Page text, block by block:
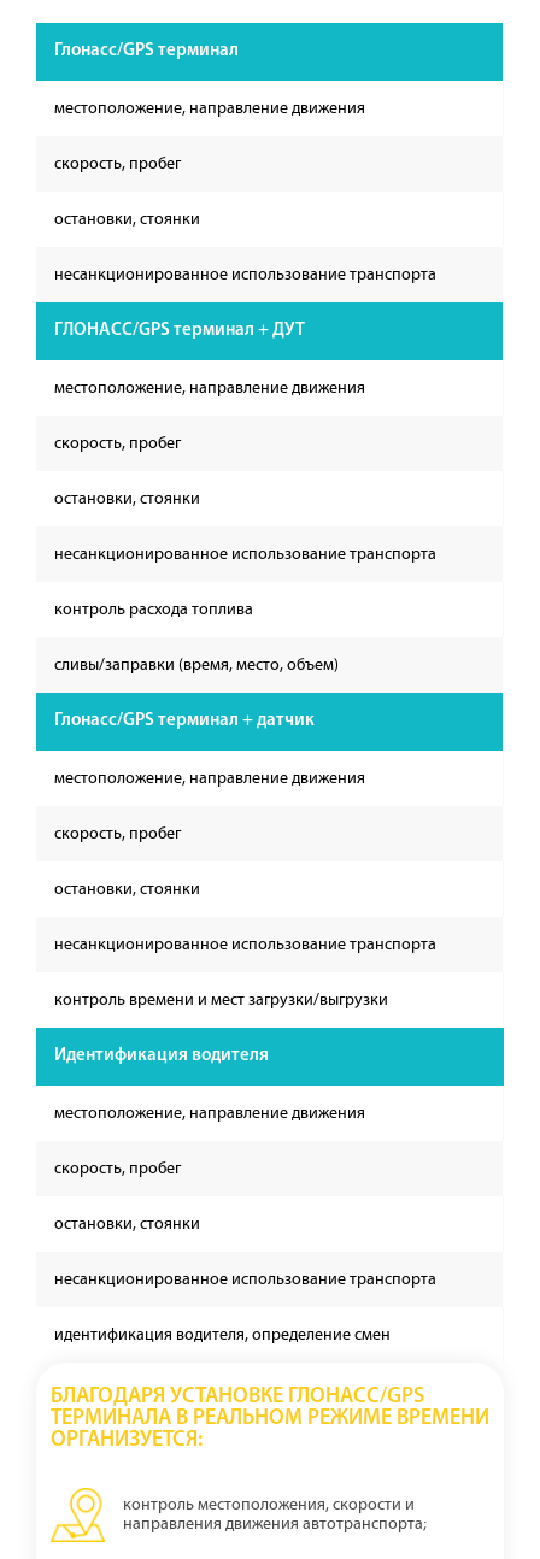
Глонасс/GPS терминал
местоположение, направление движения
скорость, пробег
остановки, стоянки
несанкционированное использование транспорта
ГЛОНАСС/GPS терминал + ДУТ
местоположение, направление движения
скорость, пробег
остановки, стоянки
несанкционированное использование транспорта
контроль расхода топлива
сливы/заправки (время, место, объем)
Глонасс/GPS терминал + датчик
местоположение, направление движения
скорость, пробег
остановки, стоянки
несанкционированное использование транспорта
контроль времени и мест загрузки/выгрузки
Идентификация водителя
местоположение, направление движения
скорость, пробег
остановки, стоянки
несанкционированное использование транспорта
идентификация водителя, определение смен
БЛАГОДАРЯ УСТАНОВКЕ ГЛОНАСС/GPS
ТЕРМИНАЛА В РЕАЛЬНОМ РЕЖИМЕ ВРЕМЕНИ
ОРГАНИЗУЕТСЯ:
контроль местоположения, скорости и
направления движения автотранспорта;